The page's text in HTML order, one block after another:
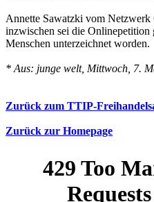
Annette Sawatzki vom Netzwerk
inzwischen sei die
Menschen unterzeichnet worden.
* Aus: junge welt, Mittwoch, 7.
Zurück zum TTIP-
Zurück zur Homepage